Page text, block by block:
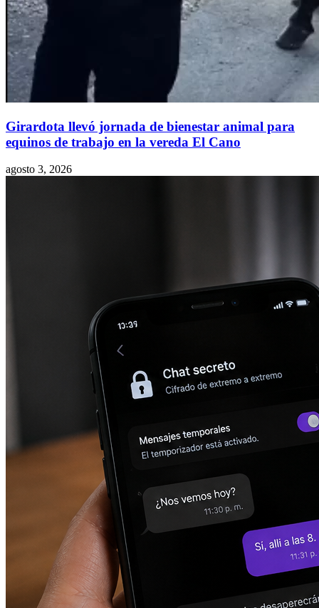
Girardota llevó jornada de bienestar animal para
equinos de trabajo en la vereda El Cano
agosto 3, 2026